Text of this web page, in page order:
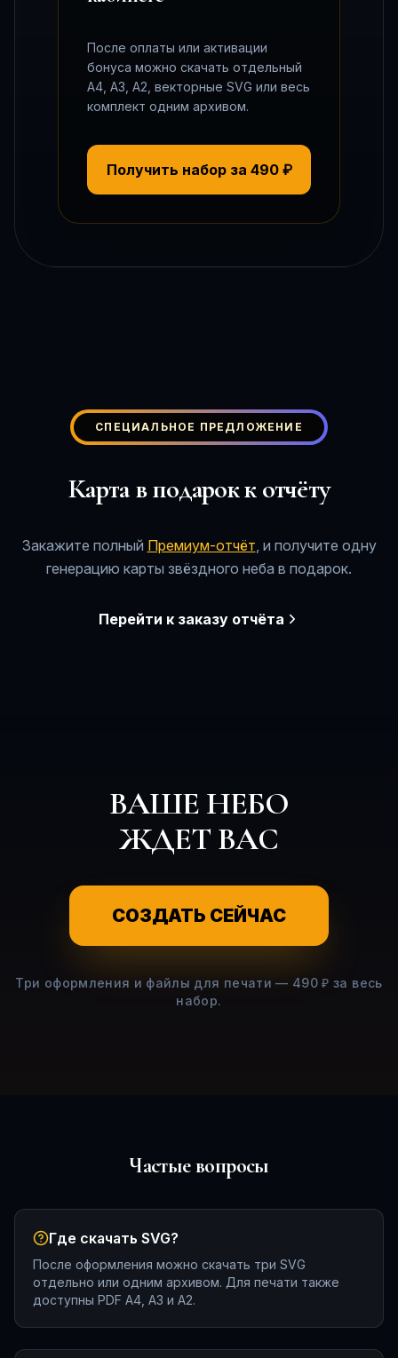
После оплаты или активации
бонуса можно скачать отдельный
A4, A3, A2, векторные SVG или весь
комплект одним архивом.
Получить набор за 490 ₽
СПЕЦИАЛЬНОЕ ПРЕДЛОЖЕНИЕ
Карта в подарок к отчёту
Закажите полный Премиум-отчёт , и получите одну
генерацию карты звёздного неба в подарок.
Перейти к заказу отчёта
ВАШЕ НЕБО
ЖДЕТ ВАС
СОЗДАТЬ СЕЙЧАС
Три оформления и файлы для печати — 490 ₽ за весь
набор.
Частые вопросы
Где скачать SVG?
После оформления можно скачать три SVG
отдельно или одним архивом. Для печати также
доступны PDF A4, A3 и A2.